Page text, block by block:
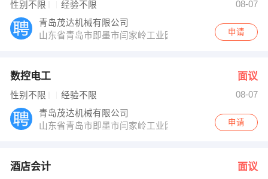
性别不限 经验不限
08-07
青岛茂达机械有限公司
山东省青岛市即墨市闫家岭工业园
申请
数控电工 面议
性别不限 经验不限
08-07
青岛茂达机械有限公司
山东省青岛市即墨市闫家岭工业园
申请
酒店会计 面议